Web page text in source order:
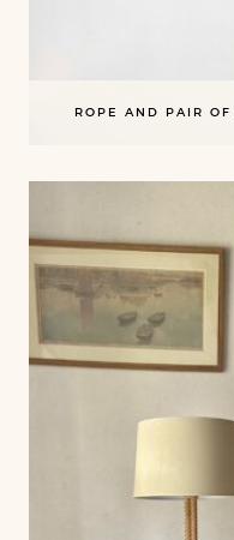
ROPE AND PAIR